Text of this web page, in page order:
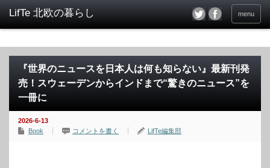
menu
『世界のニュースを日本人は何も知らない』最新刊発
売！スウェーデンからインドまで“驚きのニュース”を
一冊に
2026-6-13
Book
コメントを書く LifTe編集部